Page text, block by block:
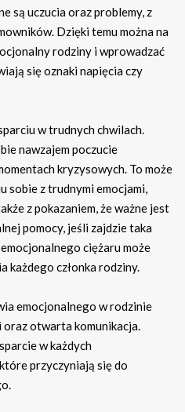
są uczucia oraz problemy, z
Dzięki temu można na
rodziny i wprowadzać
się oznaki napięcia czy
w trudnych chwilach.
nawzajem poczucie
kryzysowych. To może
sobie z trudnymi emocjami,
z pokazaniem, że ważne jest
pomocy, jeśli zajdzie taka
ciężaru może
każdego członka rodziny.
emocjonalnego w rodzinie
oraz otwarta komunikacja.
w każdych
przyczyniają się do